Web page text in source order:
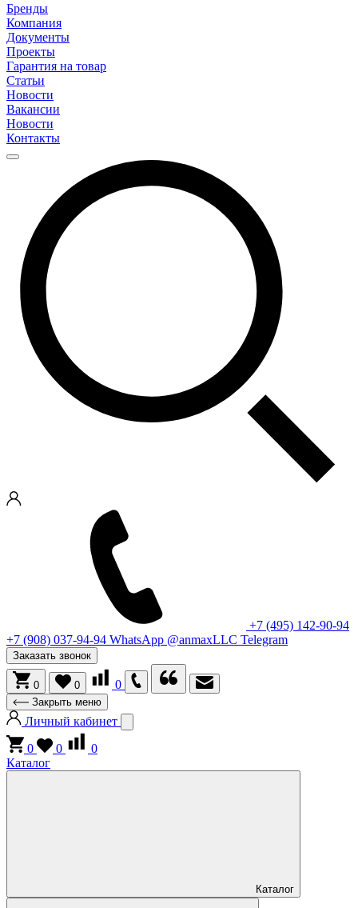
Бренды
Компания
Документы
Проекты
Гарантия на товар
Статьи
Новости
Вакансии
Новости
Контакты
+7 (495) 142-90-94
+7 (908) 037-94-94 WhatsApp @anmaxLLC Telegram
Заказать звонок
0 0 0
Закрыть меню
Личный кабинет
0
0
0
Каталог
Каталог